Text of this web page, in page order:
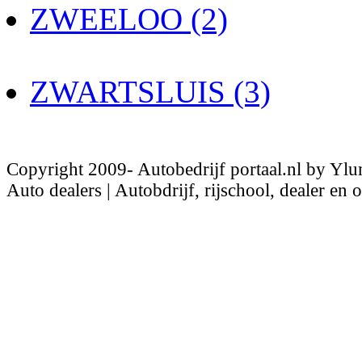
ZWEELOO (2)
ZWARTSLUIS (3)
Copyright 2009- Autobedrijf portaal.nl by
Auto dealers | Autobdrijf, rijschool, dealer en